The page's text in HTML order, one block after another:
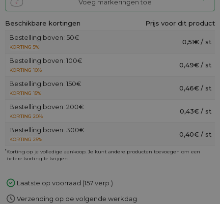
Voeg markeringen toe
Beschikbare kortingen
Prijs voor dit product
Bestelling boven: 50€
KORTING 5%
0,51€ / st
Bestelling boven: 100€
KORTING 10%
0,49€ / st
Bestelling boven: 150€
KORTING 15%
0,46€ / st
Bestelling boven: 200€
KORTING 20%
0,43€ / st
Bestelling boven: 300€
KORTING 25%
0,40€ / st
*Korting op je volledige aankoop. Je kunt andere producten toevoegen om een
betere korting te krijgen.
Laatste op voorraad (157 verp.)
Verzending op de volgende werkdag